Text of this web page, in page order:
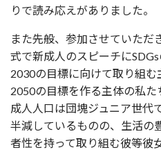
りで読み応えがありました。
また先般、参加させていただ
式で新成人のスピーチにSDGs
2030の目標に向けて取り組
2050の目標を作る主体の私
成人人口は団塊ジュニア世代
半減しているものの、生活の
者性を持って取り組む彼等彼